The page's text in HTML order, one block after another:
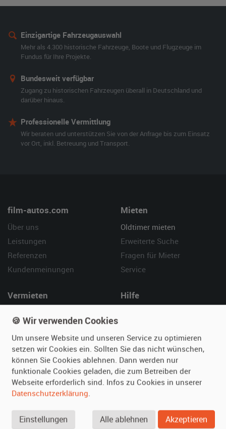
Einzigartige Fahrzeugauswahl
Mehr als 4.300 historische Fahrzeuge, Boote und Flugzeuge im
Fundus für Ihre Projekte.
Bundesweit verfügbar
Zugang zu historischen Fahrzeugen überall in Deutschland und
darüber hinaus.
Professionelle Vermittlung
Wir beraten und unterstützen Sie von der Anfrage bis zum Einsatz
vor Ort, inkl. Betreuung und Transport.
film-autos.com
Über uns
Leistungen
Referenzen
Kundenmeinungen
Mieten
Oldtimer mieten
Erweiterte Suche
Fragen für Mieter
Service
Vermieten
Fotos senden
Fragen für Vermieter
Inserat verwalten
Hilfe
Kontakt
SPECIAL
Berühmte Filmautos –
🍪 Wir verwenden Cookies
Um unsere Website und unseren Service zu optimieren
setzen wir Cookies ein. Sollten Sie das nicht wünschen,
können Sie Cookies ablehnen. Dann werden nur
funktionale Cookies geladen, die zum Betreiben der
Webseite erforderlich sind. Infos zu Cookies in unserer
Datenschutzerklärung.
Einstellungen Alle ablehnen Akzeptieren